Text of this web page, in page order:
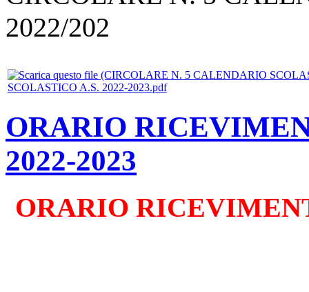
2022/202
SCOLASTICO A.S. 2022-2023.pdf
ORARIO
2022-2023
ORARIO